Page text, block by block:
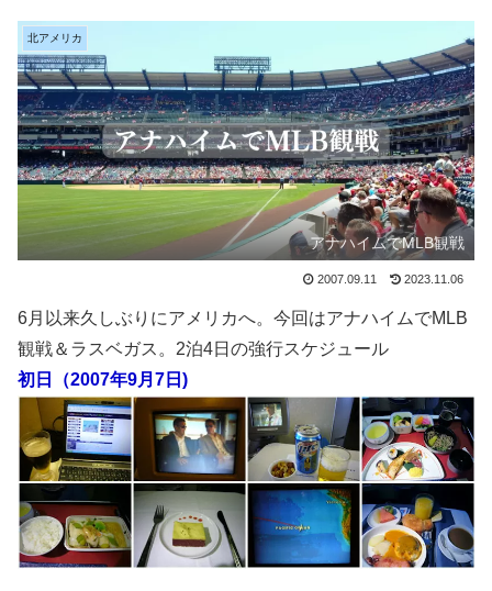
北アメリカ
アナハイムでMLB観戦
2007.09.11 2023.11.06
6月以来久しぶりにアメリカへ。今回はアナハイムでMLB
観戦＆ラスベガス。2泊4日の強行スケジュール
初日（2007年9月7日)